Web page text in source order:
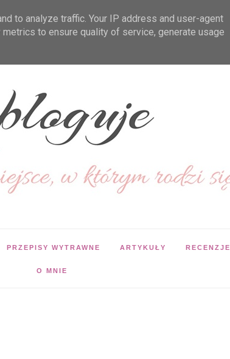
PRZEPISY WYTRAWNE ARTYKUŁY RECENZJE
O MNIE
to analyze traffic. Your IP address and user-agent
to ensure quality of service, generate usage